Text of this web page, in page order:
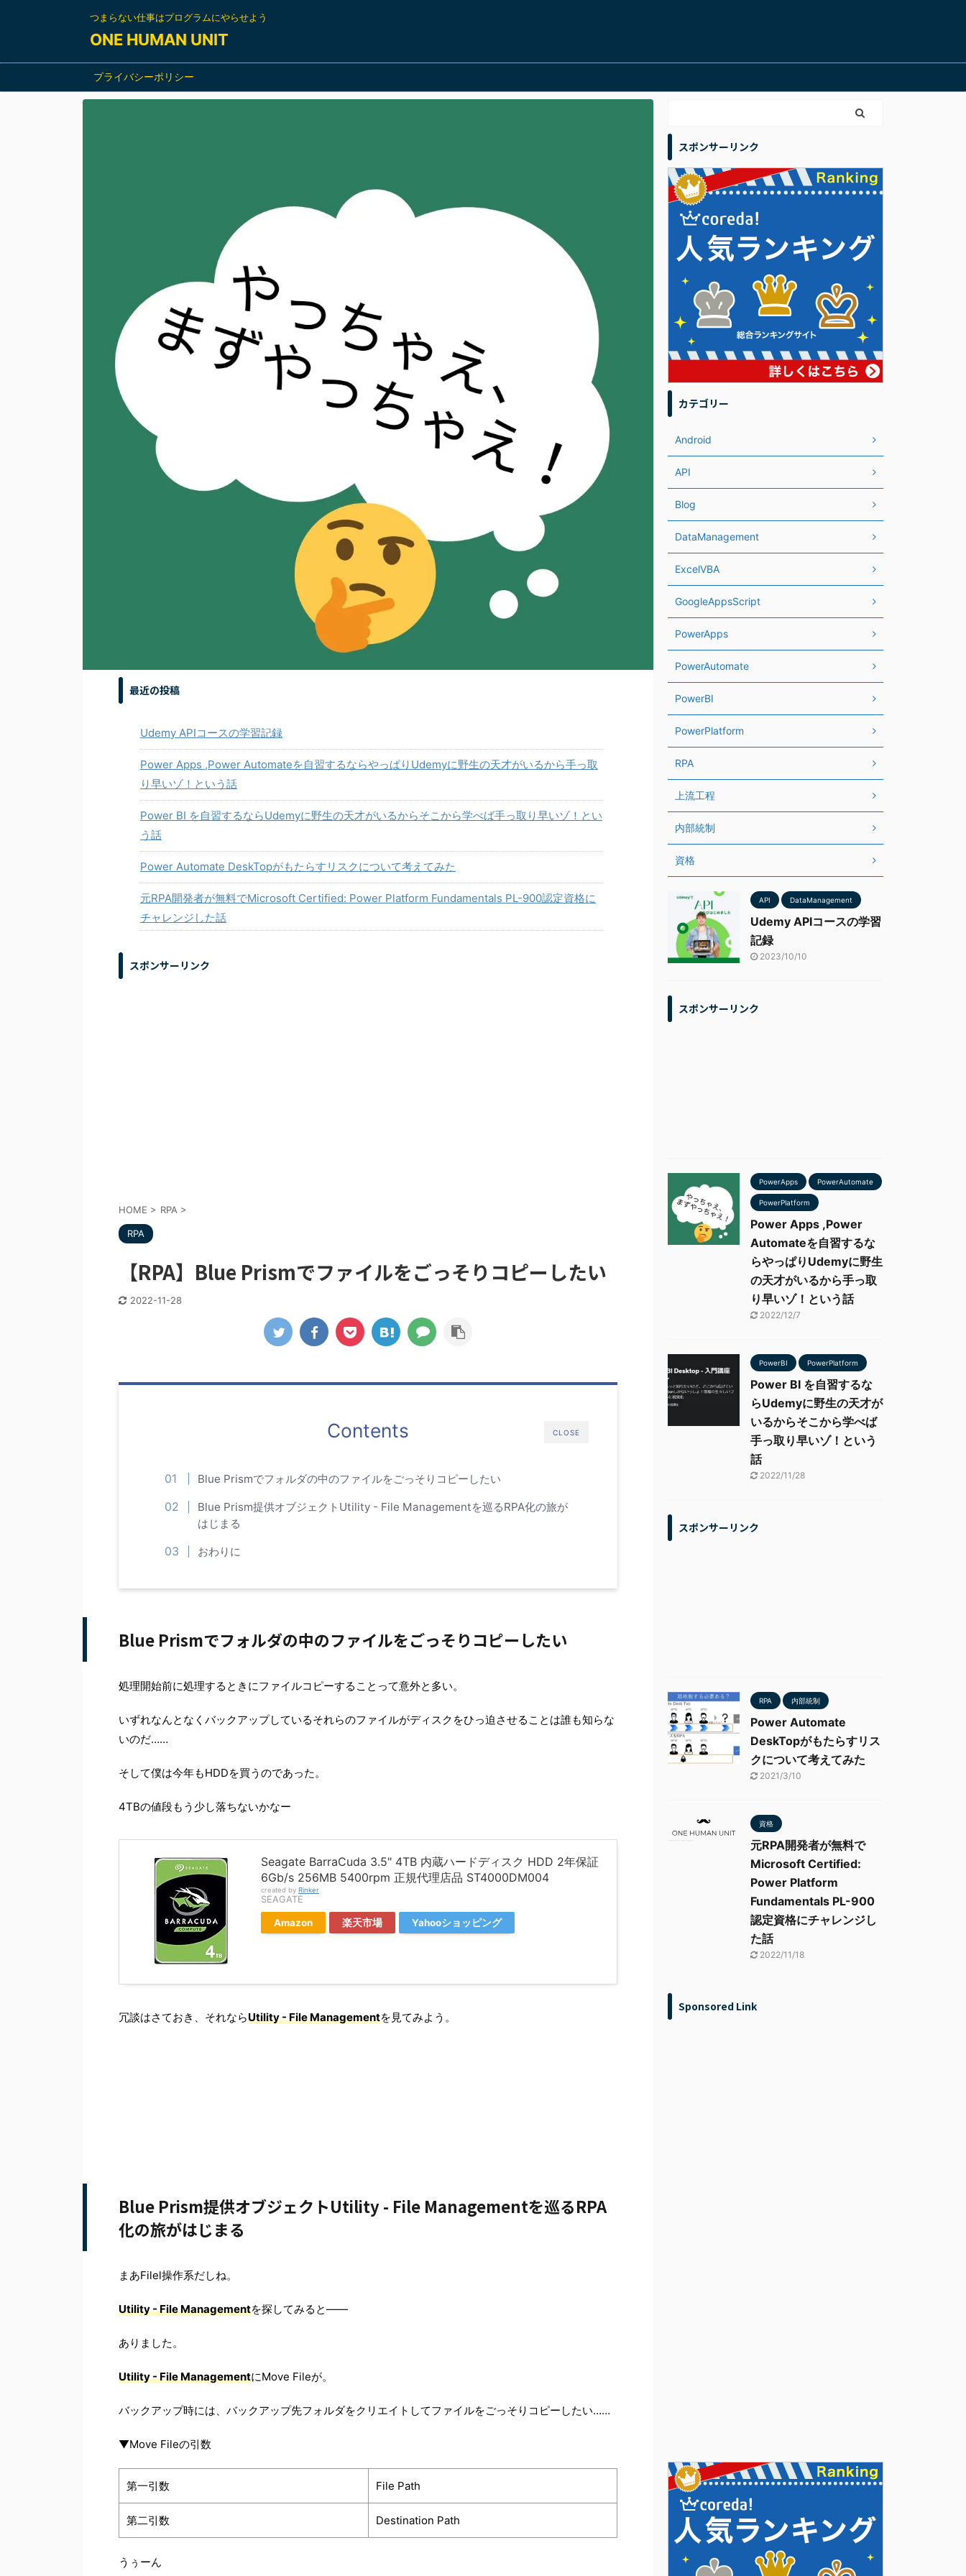
つまらない仕事はプログラムにやらせよう
ONE HUMAN UNIT
プライバシーポリシー
最近の投稿
Udemy APIコースの学習記録
Power Apps ,Power Automateを自習するならやっぱりUdemyに野生の天才がいるから手っ取
り早いゾ！という話
Power BI を自習するならUdemyに野生の天才がいるからそこから学べば手っ取り早いゾ！とい
う話
Power Automate DeskTopがもたらすリスクについて考えてみた
元RPA開発者が無料でMicrosoft Certified: Power Platform Fundamentals PL-900認定資格に
チャレンジした話
スポンサーリンク
HOME > RPA >
RPA
【RPA】Blue Prismでファイルをごっそりコピーしたい
2022-11-28
CLOSE
Contents
Blue Prismでフォルダの中のファイルをごっそりコピーしたい
Blue Prism提供オブジェクトUtility - File Managementを巡るRPA化の旅が
はじまる
おわりに
Blue Prismでフォルダの中のファイルをごっそりコピーしたい
処理開始前に処理するときにファイルコピーすることって意外と多い。
いずれなんとなくバックアップしているそれらのファイルがディスクをひっ迫させることは誰も知らな
いのだ……
そして僕は今年もHDDを買うのであった。
4TBの値段もう少し落ちないかなー
Seagate BarraCuda 3.5" 4TB 内蔵ハードディスク HDD 2年保証
6Gb/s 256MB 5400rpm 正規代理店品 ST4000DM004
created by Rinker
SEAGATE
Amazon 楽天市場 Yahooショッピング
冗談はさておき、それならUtility - File Managementを見てみよう。
Blue Prism提供オブジェクトUtility - File Managementを巡るRPA
化の旅がはじまる
まあFilel操作系だしね。
Utility - File Managementを探してみると――
ありました。
Utility - File ManagementにMove Fileが。
バックアップ時には、バックアップ先フォルダをクリエイトしてファイルをごっそりコピーしたい……
▼Move Fileの引数
第一引数 File Path
第二引数 Destination Path
うぅーん
スポンサーリンク
カテゴリー
Android
API
Blog
DataManagement
ExcelVBA
GoogleAppsScript
PowerApps
PowerAutomate
PowerBI
PowerPlatform
RPA
上流工程
内部統制
資格
API DataManagement
Udemy APIコースの学習
記録
2023/10/10
スポンサーリンク
PowerApps PowerAutomate
PowerPlatform
Power Apps ,Power
Automateを自習するな
らやっぱりUdemyに野生
の天才がいるから手っ取
り早いゾ！という話
2022/12/7
PowerBI PowerPlatform
Power BI を自習するな
らUdemyに野生の天才が
いるからそこから学べば
手っ取り早いゾ！という
話
2022/11/28
スポンサーリンク
RPA 内部統制
Power Automate
DeskTopがもたらすリス
クについて考えてみた
2021/3/10
資格
元RPA開発者が無料で
Microsoft Certified:
Power Platform
Fundamentals PL-900
認定資格にチャレンジし
た話
2022/11/18
Sponsored Link